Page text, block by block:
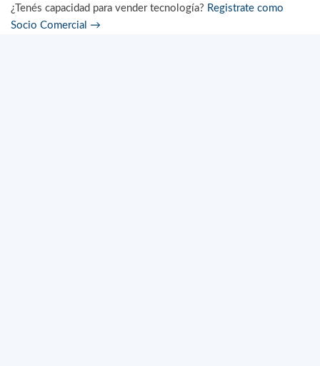
¿Tenés capacidad para vender tecnología? Registrate como
Socio Comercial →